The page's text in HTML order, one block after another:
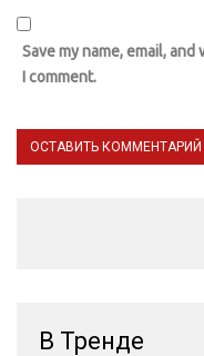
Save my name, email,
I comment.
В Тренде